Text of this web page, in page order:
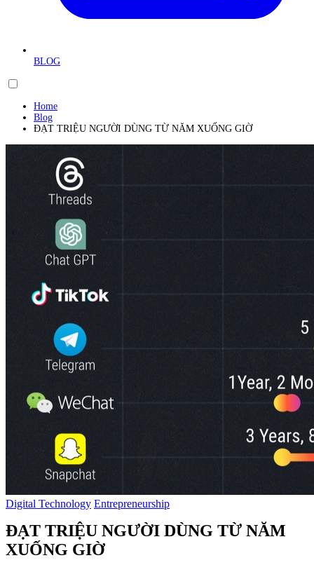
BLOG
Home
Blog
ĐẠT TRIỆU NGƯỜI DÙNG TỪ NĂM XUỐNG GIỜ
Digital Technology Entrepreneurship
ĐẠT TRIỆU NGƯỜI DÙNG TỪ NĂM
XUỐNG GIỜ